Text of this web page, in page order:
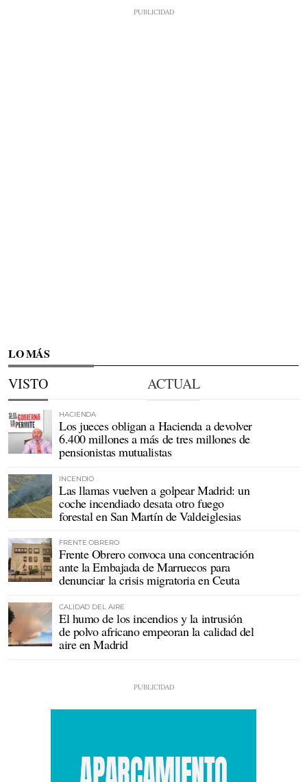
LO MÁS
VISTO ACTUAL
HACIENDA
Los jueces obligan a Hacienda a devolver
6.400 millones a más de tres millones de
pensionistas mutualistas
INCENDIO
Las llamas vuelven a golpear Madrid: un
coche incendiado desata otro fuego
forestal en San Martín de Valdeiglesias
FRENTE OBRERO
Frente Obrero convoca una concentración
ante la Embajada de Marruecos para
denunciar la crisis migratoria en Ceuta
CALIDAD DEL AIRE
El humo de los incendios y la intrusión
de polvo africano empeoran la calidad del
aire en Madrid